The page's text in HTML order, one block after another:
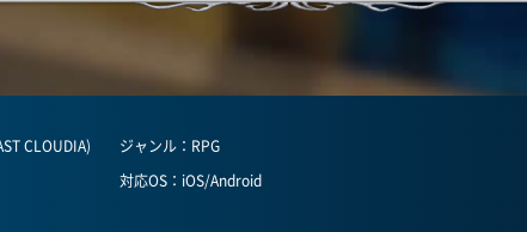
CLOUDIA)
ジャンル：RPG
対応OS：iOS/Android